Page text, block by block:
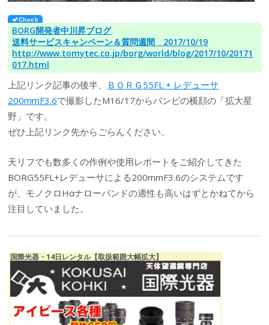
BORG開発者中川昇ブログ
送料サービスキャンペーン＆質問週間 2017/10/19
http://www.tomytec.co.jp/borg/world/blog/2017/10/20171
017.html
上記リンク記事の後半、
ＢＯＲＧ55FL + レデューサ
200mmF3.6で撮影したM16/17からバンビの横顔の「拡大星
野」です。
ぜひ上記リンク先からごらんください。
天リフでも数多くの作例や使用レポートをご紹介してきた
BORG55FL+レデューサによる200mmF3.6のシステムです
が、モノクロHαナローバンドの適性も高いはずとかねてから
注目していました。
国際光器・14日レンタル【取扱範囲大幅拡大】